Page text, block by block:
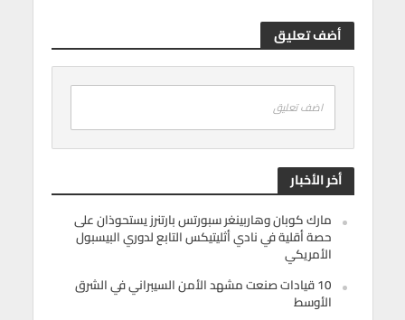
أضف تعليق
اضف تعليق
أخر الأخبار
مارك كوبان وهاربينغر سبورتس بارتنرز يستحوذان على
حصة أقلية في نادي أثليتيكس التابع لدوري البيسبول
الأمريكي
10 قيادات صنعت مشهد الأمن السيبراني في الشرق
الأوسط